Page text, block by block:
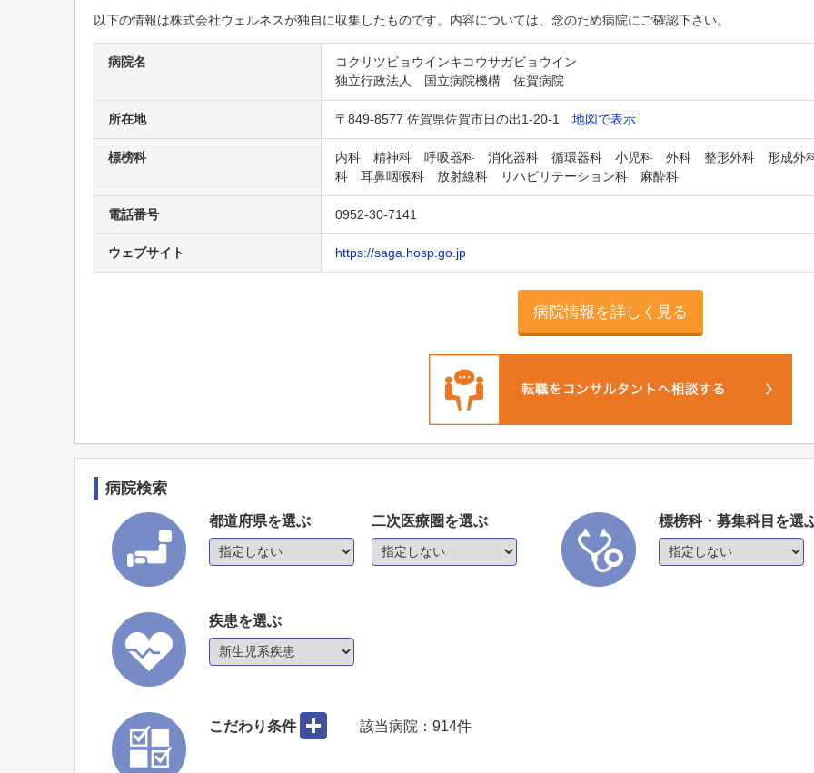
藤川病院
佐賀リハビリテーション病院
早津江病院
和田記念病院
島田病院
以下の情報は株式会社ウェルネスが独自に収集したものです。内容については、念のため病院にご確認下さい。
病院名
コクリツビョウインキコウサガビョウイン
独立行政法人 国立病院機構 佐賀病院
所在地 〒849-8577 佐賀県佐賀市日の出1-20-1 地図で表示
標榜科
内科 精神科 呼吸器科 消化器科 循環器科 小児科 外科 整形外科 形成
科 耳鼻咽喉科 放射線科 リハビリテーション科 麻酔科
電話番号 0952-30-7141
ウェブサイト https://saga.hosp.go.jp
病院情報を詳しく見る
病院検索
都道府県を選ぶ 二次医療圏を選ぶ 標榜科・募集科目を選
疾患を選ぶ
こだわり条件 該当病院： 914件